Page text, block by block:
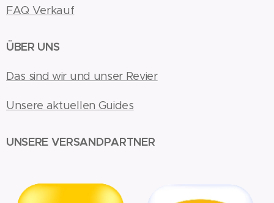
FAQ Verkauf
ÜBER UNS
Das sind wir und unser Revier
Unsere aktuellen Guides
UNSERE VERSANDPARTNER